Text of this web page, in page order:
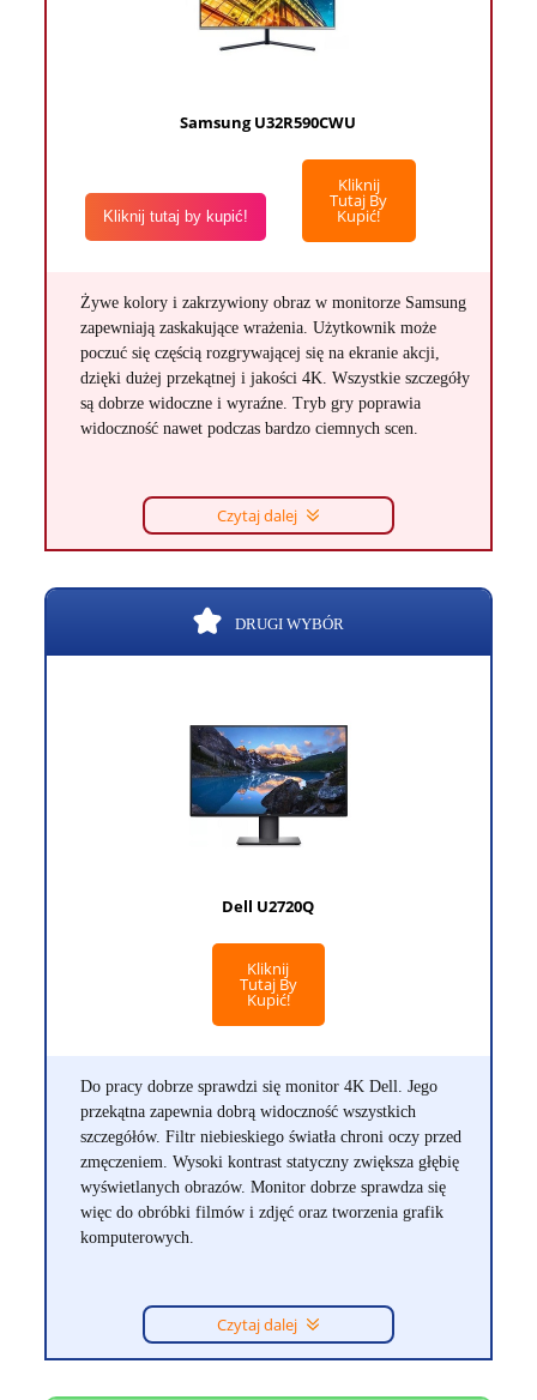
Samsung U32R590CWU
Kliknij tutaj by kupić!
Kliknij
Tutaj By
Kupić!
Żywe kolory i zakrzywiony obraz w monitorze Samsung
zapewniają zaskakujące wrażenia. Użytkownik może
poczuć się częścią rozgrywającej się na ekranie akcji,
dzięki dużej przekątnej i jakości 4K. Wszystkie szczegóły
są dobrze widoczne i wyraźne. Tryb gry poprawia
widoczność nawet podczas bardzo ciemnych scen.
Czytaj dalej
DRUGI WYBÓR
Dell U2720Q
Kliknij
Tutaj By
Kupić!
Do pracy dobrze sprawdzi się monitor 4K Dell. Jego
przekątna zapewnia dobrą widoczność wszystkich
szczegółów. Filtr niebieskiego światła chroni oczy przed
zmęczeniem. Wysoki kontrast statyczny zwiększa głębię
wyświetlanych obrazów. Monitor dobrze sprawdza się
więc do obróbki filmów i zdjęć oraz tworzenia grafik
komputerowych.
Czytaj dalej